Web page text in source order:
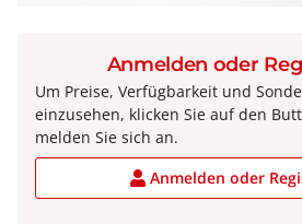
Anmelden oder
Um Preise, Verfügbarkeit und
einzusehen, klicken Sie auf den
melden Sie sich an.
Anmelden oder